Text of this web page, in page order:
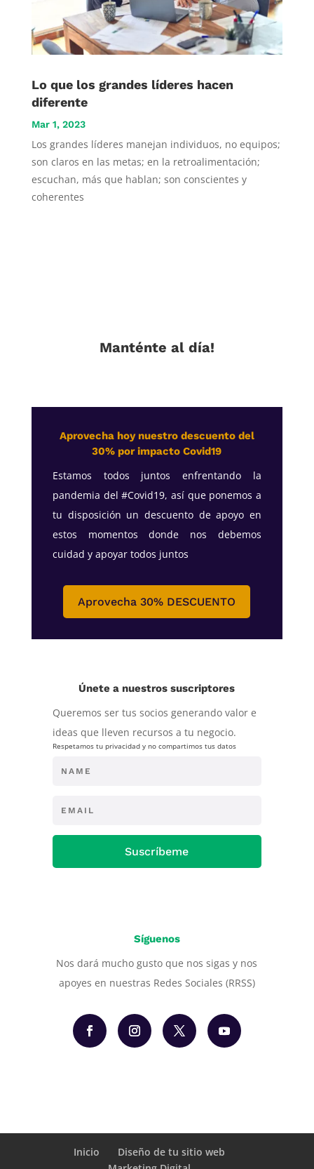
Lo que los grandes líderes hacen
diferente
Mar 1, 2023
Los grandes líderes manejan individuos, no equipos;
son claros en las metas; en la retroalimentación;
escuchan, más que hablan; son conscientes y
coherentes
Manténte al día!
Aprovecha hoy nuestro descuento del
30% por impacto Covid19
Estamos todos juntos enfrentando la
pandemia del #Covid19, así que ponemos a
tu disposición un descuento de apoyo en
estos momentos donde nos debemos
cuidad y apoyar todos juntos
Aprovecha 30% DESCUENTO
Únete a nuestros suscriptores
Queremos ser tus socios generando valor e
ideas que lleven recursos a tu negocio.
Respetamos tu privacidad y no compartimos tus datos
Suscríbeme
Síguenos
Nos dará mucho gusto que nos sigas y nos
apoyes en nuestras Redes Sociales (RRSS)
Inicio
Diseño de tu sitio web